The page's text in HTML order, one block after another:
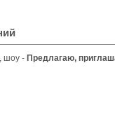
шоу - Предлагаю,